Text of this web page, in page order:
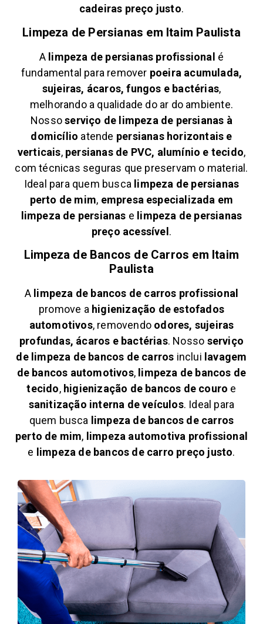
cadeiras preço justo.
Limpeza de Persianas em Itaim Paulista
A limpeza de persianas profissional é
fundamental para remover poeira acumulada,
sujeiras, ácaros, fungos e bactérias,
melhorando a qualidade do ar do ambiente.
Nossoserviço de limpeza de persianas à
domicílio atende persianas horizontais e
verticais, persianas de PVC, alumínio e tecido,
com técnicas seguras que preservam o material.
Ideal para quem busca limpeza de persianas
perto de mim, empresa especializada em
limpeza de persianas e limpeza de persianas
preço acessível.
Limpeza de Bancos de Carros em Itaim
Paulista
A limpeza de bancos de carros profissional
promove a higienização de estofados
automotivos, removendo odores, sujeiras
profundas, ácaros e bactérias. Nosso serviço
de limpeza de bancos de carros inclui lavagem
de bancos automotivos, limpeza de bancos de
tecido, higienização de bancos de couro e
sanitização interna de veículos. Ideal para
quem busca limpeza de bancos de carros
perto de mim, limpeza automotiva profissional
e limpeza de bancos de carro preço justo.